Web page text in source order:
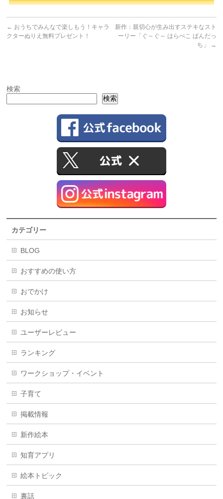
← おうちでみんなで楽しもう！キャラ
クターぬりえ無料プレゼント！
新作：親切心が生み出すステキなスト
ーリー「ぐ～ぐ～ はらぺこ ぱんだっ
ち」
→
検索
検索
カテゴリー
BLOG
おすすめの使い方
おでかけ
お知らせ
ユーザーレビュー
ランキング
ワークショップ・イベント
子育て
掲載情報
新作絵本
知育アプリ
絵本トピック
裏話